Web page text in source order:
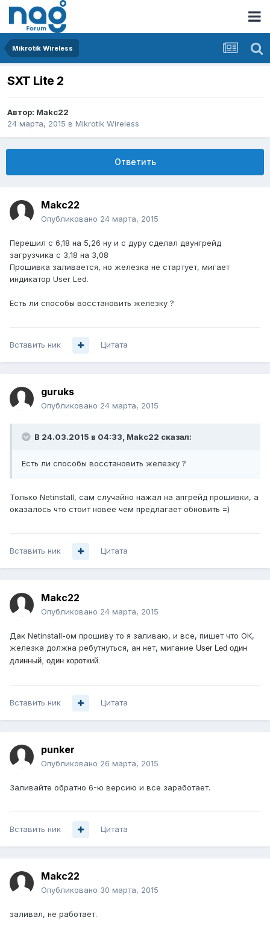
Mikrotik Wireless
SXT Lite 2
Автор: Makc22
24 марта, 2015 в Mikrotik Wireless
Ответить
Makc22
Опубликовано 24 марта, 2015
Перешил с 6,18 на 5,26 ну и с дуру сделал даунгрейд
загрузчика с 3,18 на 3,08
Прошивка заливается, но железка не стартует, мигает
индикатор User Led.
Есть ли способы восстановить железку ?
Вставить ник Цитата
guruks
Опубликовано 24 марта, 2015
В 24.03.2015 в 04:33, Makc22 сказал:
Есть ли способы восстановить железку ?
Только Netinstall, сам случайно нажал на апгрейд прошивки, а
оказалось что стоит новее чем предлагает обновить =)
Вставить ник Цитата
Makc22
Опубликовано 24 марта, 2015
Дак Netinstall-ом прошиву то я заливаю, и все, пишет что ОК,
железка должна ребутнуться, ан нет, мигание User Led один
длинный, один короткий.
Вставить ник Цитата
punker
Опубликовано 26 марта, 2015
Заливайте обратно 6-ю версию и все заработает.
Вставить ник Цитата
Makc22
Опубликовано 30 марта, 2015
заливал, не работает.